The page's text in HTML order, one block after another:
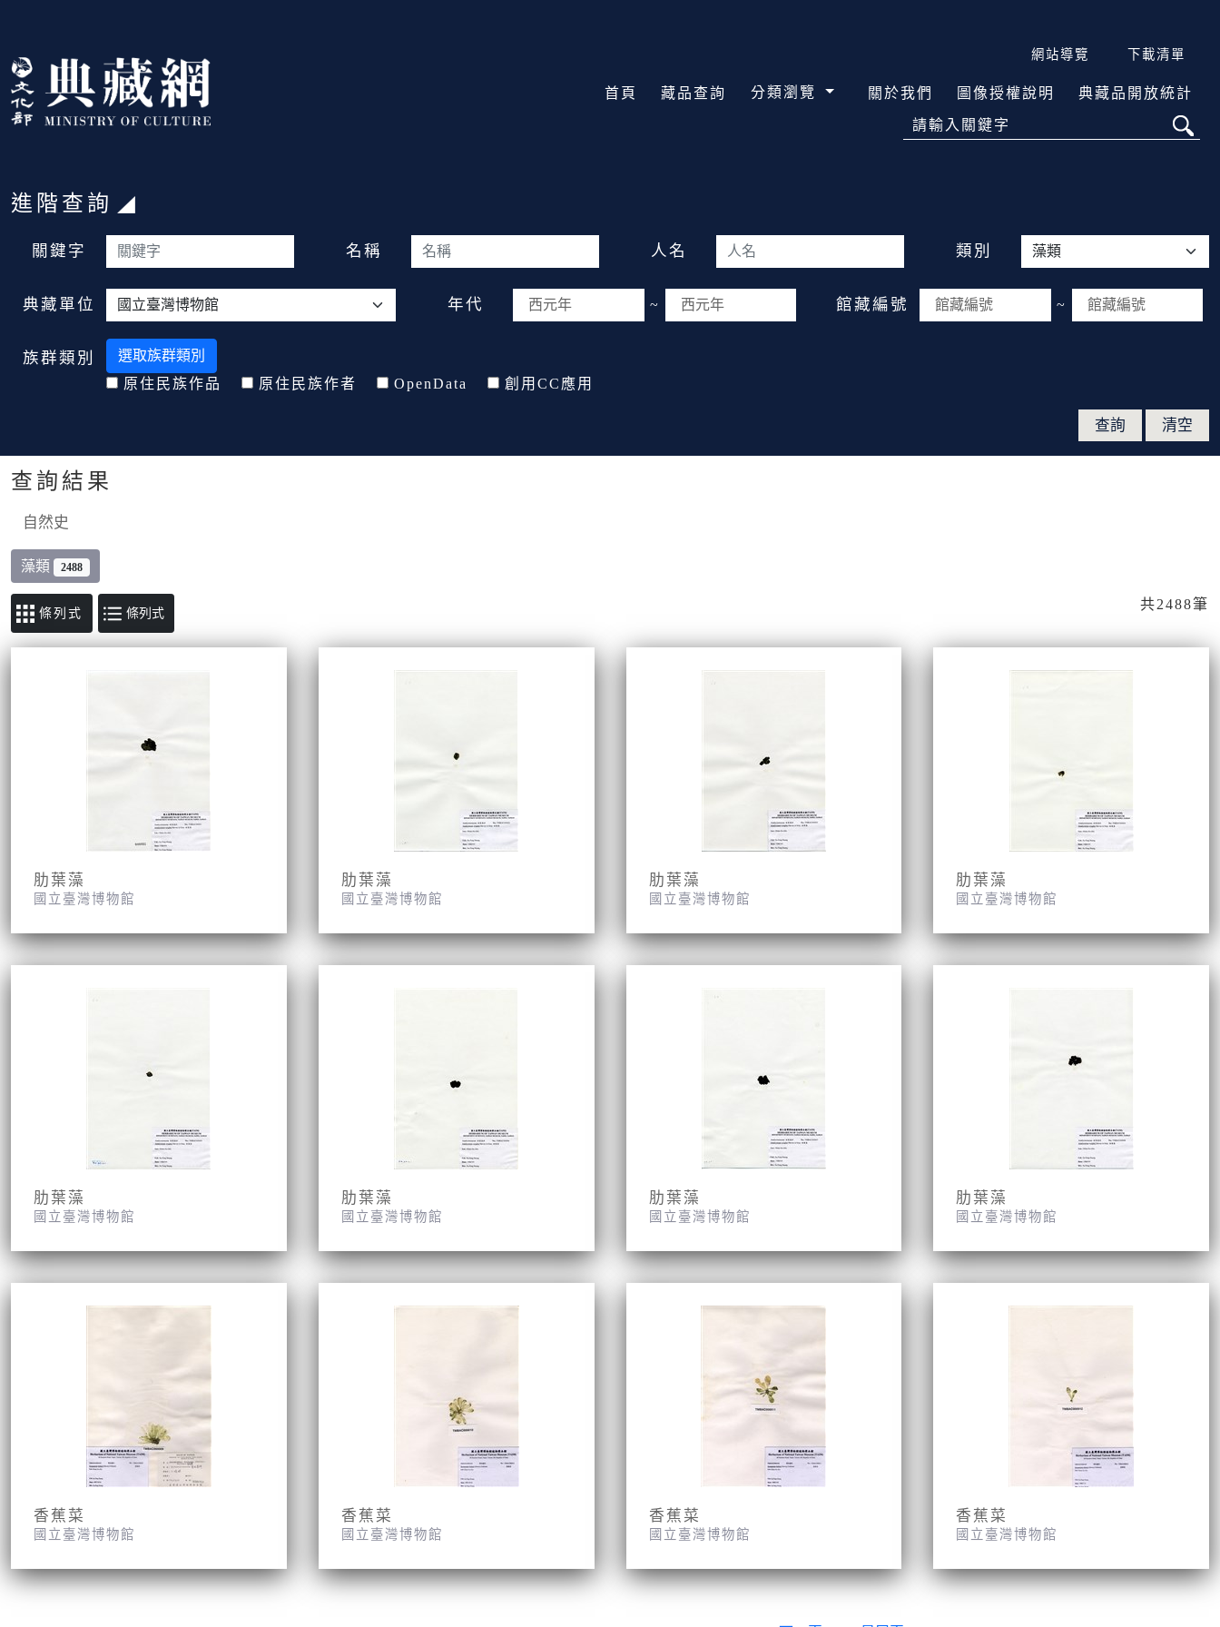
:::
網站導覽 下載清單
首頁 藏品查詢 分類瀏覽 關於我們 圖像授權說明 典藏品開放統計
請輸入關鍵字
:::
進階查詢
關鍵字 名稱 人名 類別
典藏單位 年代 ~ 館藏編號 ~
族群類別
選取族群類別
原住民族作品
原住民族作者 OpenData 創用CC應用
查詢結果
自然史
藻類 2488
條列式
共2488筆
肋葉藻
國立臺灣博物館
肋葉藻
國立臺灣博物館
肋葉藻
國立臺灣博物館
肋葉藻
國立臺灣博物館
肋葉藻
國立臺灣博物館
肋葉藻
國立臺灣博物館
肋葉藻
國立臺灣博物館
肋葉藻
國立臺灣博物館
香蕉菜
國立臺灣博物館
香蕉菜
國立臺灣博物館
香蕉菜
國立臺灣博物館
香蕉菜
國立臺灣博物館